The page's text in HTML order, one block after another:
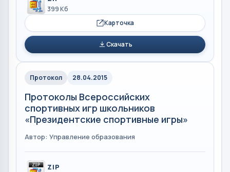
399 Кб
Карточка
Скачать
Протокол 28.04.2015
Протоколы Всероссийских
спортивных игр школьников
«Президентские спортивные игры»
Автор: Управление образования
ZIP